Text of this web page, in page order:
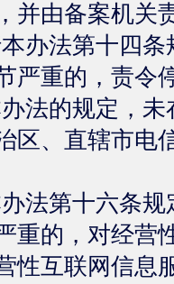
并由备案机关
办法第十四条
严重的，责令
法的规定，未
区、直辖市电
法第十六条规
重的，对经营
性互联网信息